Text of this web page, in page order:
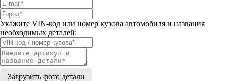
Укажите VIN-код или номер кузова автомобиля и названия
необходимых деталей:
Загрузить фото детали